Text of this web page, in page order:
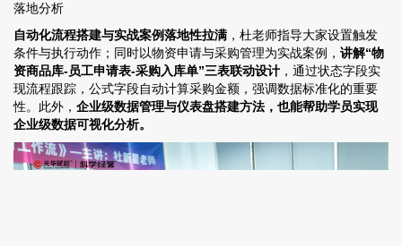
落地分析
自动化流程搭建与实战案例落地性拉满 ，杜老师指导大家设置触发
条件与执行动作；同时以物资申请与采购管理为实战案例， 讲解“物
资商品库-员工申请表-采购入库单”三表联动设计 ，通过状态字段实
现流程跟踪，公式字段自动计算采购金额，强调数据标准化的重要
性。此外， 企业级数据管理与仪表盘搭建方法，也能帮助学员实现
企业级数据可视化分析。